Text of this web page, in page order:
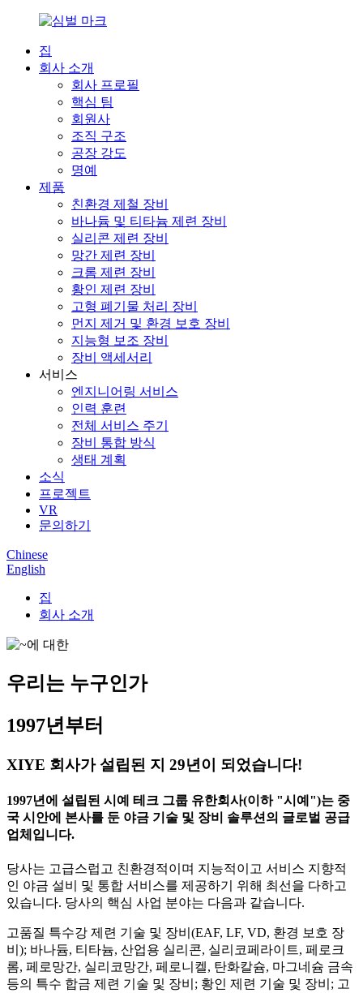
집
회사 소개
회사 프로필
핵심 팀
회원사
조직 구조
공장 강도
명예
제품
친환경 제철 장비
바나듐 및 티타늄 제련 장비
실리콘 제련 장비
망간 제련 장비
크롬 제련 장비
황인 제련 장비
고형 폐기물 처리 장비
먼지 제거 및 환경 보호 장비
지능형 보조 장비
장비 액세서리
서비스
엔지니어링 서비스
인력 훈련
전체 서비스 주기
장비 통합 방식
생태 계획
소식
프로젝트
VR
문의하기
Chinese
English
집
회사 소개
우리는 누구인가
1997년부터
XIYE 회사가 설립된 지 29년이 되었습니다!
1997년에 설립된 시예 테크 그룹 유한회사(이하 "시예")는 중
국 시안에 본사를 둔 야금 기술 및 장비 솔루션의 글로벌 공급
업체입니다.
당사는 고급스럽고 친환경적이며 지능적이고 서비스 지향적
인 야금 설비 및 통합 서비스를 제공하기 위해 최선을 다하고
있습니다. 당사의 핵심 사업 분야는 다음과 같습니다.
고품질 특수강 제련 기술 및 장비(EAF, LF, VD, 환경 보호 장
비); 바나듐, 티타늄, 산업용 실리콘, 실리코페라이트, 페로크
롬, 페로망간, 실리코망간, 페로니켈, 탄화칼슘, 마그네슘 금속
등의 특수 합금 제련 기술 및 장비; 황인 제련 기술 및 장비; 고